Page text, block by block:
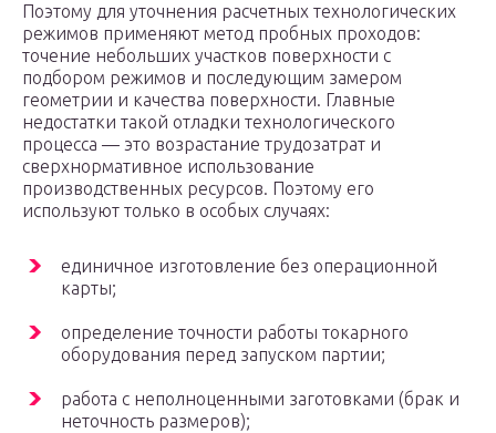
Поэтому для уточнения расчетных технологических
режимов применяют метод пробных проходов:
точение небольших участков поверхности с
подбором режимов и последующим замером
геометрии и качества поверхности. Главные
недостатки такой отладки технологического
процесса — это возрастание трудозатрат и
сверхнормативное использование
производственных ресурсов. Поэтому его
используют только в особых случаях:
единичное изготовление без операционной
карты;
определение точности работы токарного
оборудования перед запуском партии;
работа с неполноценными заготовками (брак и
неточность размеров);